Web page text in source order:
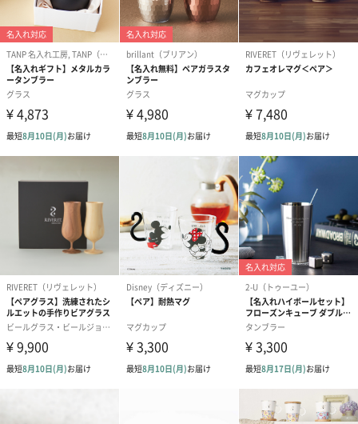
桐箱③
桐箱でのご用意可能です。
個箱（550円） ペア桐箱（1,100円）